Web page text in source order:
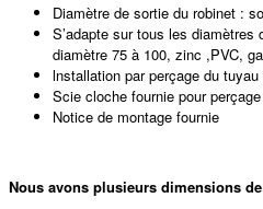
Diamètre de sortie du robinet :
S’adapte sur tous les
diamètre 75 à 100, zinc ,PVC,
lnstallation par perçage du
Scie cloche fournie pour perçage
Notice de montage fournie
Nous avons plusieurs dimensions